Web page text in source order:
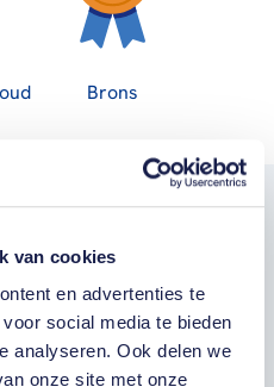
van cookies
en advertenties te
social media te bieden
analyseren. Ook delen we
onze site met onze
Brons
als eerste op de